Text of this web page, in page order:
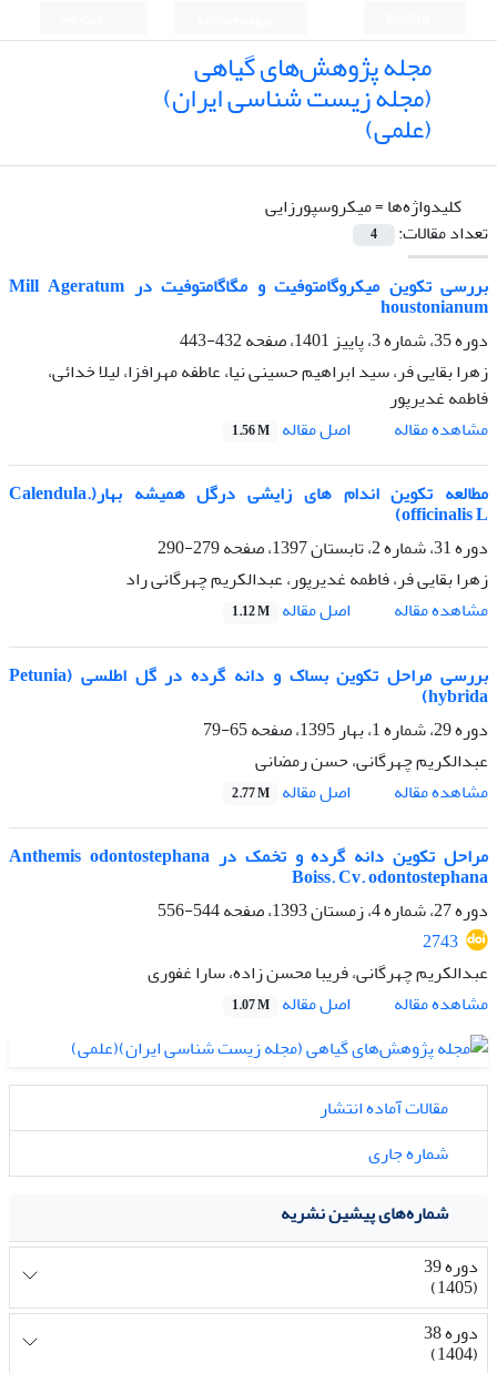
مجله پژوهش‌های گیاهی
(مجله زیست شناسی ایران)
(علمی)
کلیدواژه‌ها =میکروسپورزایی
تعداد مقالات:
4
بررسی تکوین میکروگامتوفیت و مگاگامتوفیت در Mill Ageratum
houstonianum
دوره 35، شماره 3، پاییز 1401، صفحه
432-443
زهرا بقایی فر، سید ابراهیم حسینی نیا، عاطفه مهرافزا، لیلا خدائی،
فاطمه غدیرپور
مشاهده مقاله
اصل مقاله 1.56 M
مطالعه تکوین اندام های زایشی درگل همیشه بهار(.Calendula
officinalis L)
دوره 31، شماره 2، تابستان 1397، صفحه
279-290
زهرا بقایی فر، فاطمه غدیرپور، عبدالکریم چهرگانی راد
مشاهده مقاله
اصل مقاله 1.12 M
بررسی مراحل تکوین بساک و دانه گرده در گل اطلسی (Petunia
hybrida)
دوره 29، شماره 1، بهار 1395، صفحه
65-79
عبدالکریم چهرگانی، حسن رمضانی
مشاهده مقاله
اصل مقاله 2.77 M
مراحل تکوین دانه گرده و تخمک در Anthemis odontostephana
Boiss. Cv. odontostephana
دوره 27، شماره 4، زمستان 1393، صفحه
544-556
2743
عبدالکریم چهرگانی، فریبا محسن زاده، سارا غفوری
مشاهده مقاله
اصل مقاله 1.07 M
مقالات آماده انتشار
شماره جاری
شماره‌های پیشین نشریه
دوره 39
(1405)
دوره 38
(1404)